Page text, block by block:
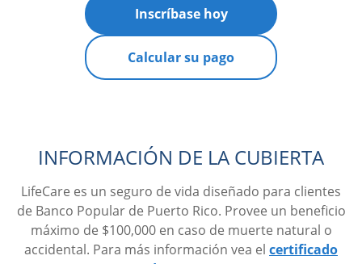
Inscríbase hoy
Calcular su pago
INFORMACIÓN DE LA CUBIERTA
LifeCare es un seguro de vida diseñado para clientes
de Banco Popular de Puerto Rico. Provee un beneficio
máximo de $100,000 en caso de muerte natural o
accidental. Para más información vea el certificado